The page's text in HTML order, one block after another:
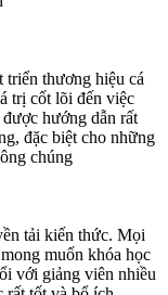
thương hiệu cá
trị cốt lõi đến việc
hướng dẫn rất
đặc biệt cho những
chúng
tải kiến thức. Mọi
muốn khóa học
với giảng viên nhiều